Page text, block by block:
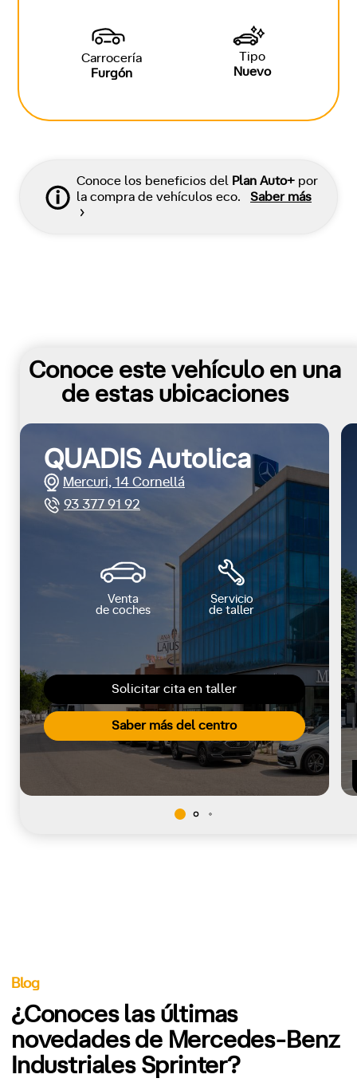
Carrocería
Furgón
Tipo
Nuevo
Conoce los beneficios del Plan Auto+ por
la compra de vehículos eco.
Saber más
Conoce este vehículo en una
de estas ubicaciones
Solicitar cita en taller
Saber más del centro
QUADIS Autolica
Mercuri, 14 Cornellá
93 377 91 92
Venta
de coches
Servicio
de taller
Blog
¿Conoces las últimas
novedades de Mercedes-Benz
Industriales Sprinter?